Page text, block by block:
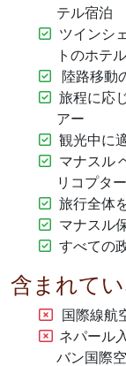
テル宿泊
ツインシ
トのホテ
陸路移動
旅程に応
アー
観光中に
マナスル
リコプタ
旅行全体
マナスル
すべての
含まれて
国際線航
ネパール
バン国際